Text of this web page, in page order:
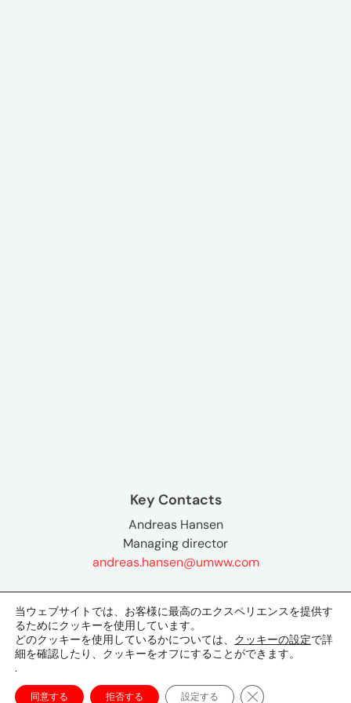
Key Contacts
Andreas Hansen
Managing director
andreas.hansen@umww.com
〒107-8679
当ウェブサイトでは、お客様に最高のエクスペリエンスを提供す
るためにクッキーを使用しています。
どのクッキーを使用しているかについては、 クッキーの設定で詳
細を確認したり、クッキーをオフにすることができます。
.
同意する 拒否する 設定する Close GDPR